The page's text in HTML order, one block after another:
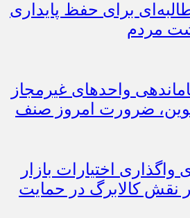
برای حفظ پایداری
مردم
واحدهای غیرمجاز
ضرورت امروز صنف
واگذاری اختیارات بازار
نقش کالابرگ در حمایت